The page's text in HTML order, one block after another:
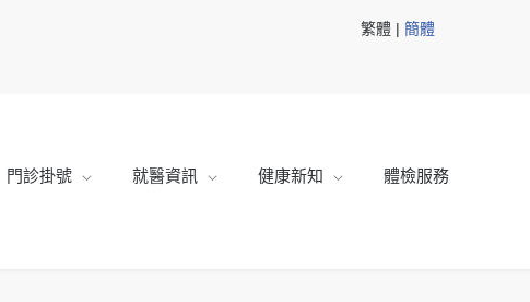
繁體 | 簡體
門診掛號 就醫資訊 健康新知 體檢服務